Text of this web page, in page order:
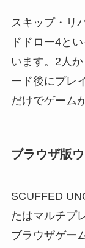
スキップ・リ
ドドロー4と
います。2人
ード後にプレ
だけでゲーム
ブラウザ版
SCUFFED
たはマルチプ
ブラウザゲー